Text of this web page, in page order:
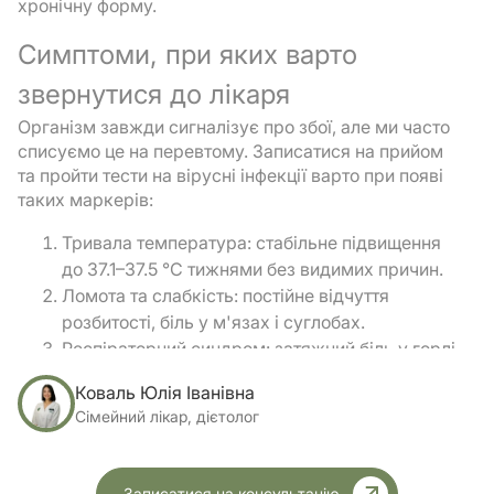
хронічну форму.
Симптоми, при яких варто
звернутися до лікаря
Організм завжди сигналізує про збої, але ми часто
списуємо це на перевтому. Записатися на прийом
та пройти тести на вірусні інфекції варто при появі
таких маркерів:
Тривала температура: стабільне підвищення
до 37.1–37.5 °C тижнями без видимих причин.
Ломота та слабкість: постійне відчуття
розбитості, біль у м'язах і суглобах.
Респіраторний синдром: затяжний біль у горлі,
нав'язливий кашель чи нежить, які не минають
від звичайних крапель.
Зовнішні прояви: нетипові висипання на шкірі
Лімфаденопатія: помітне збільшення, щільність
Коваль Юлія Іванівна
Сімейний лікар, дієтолог